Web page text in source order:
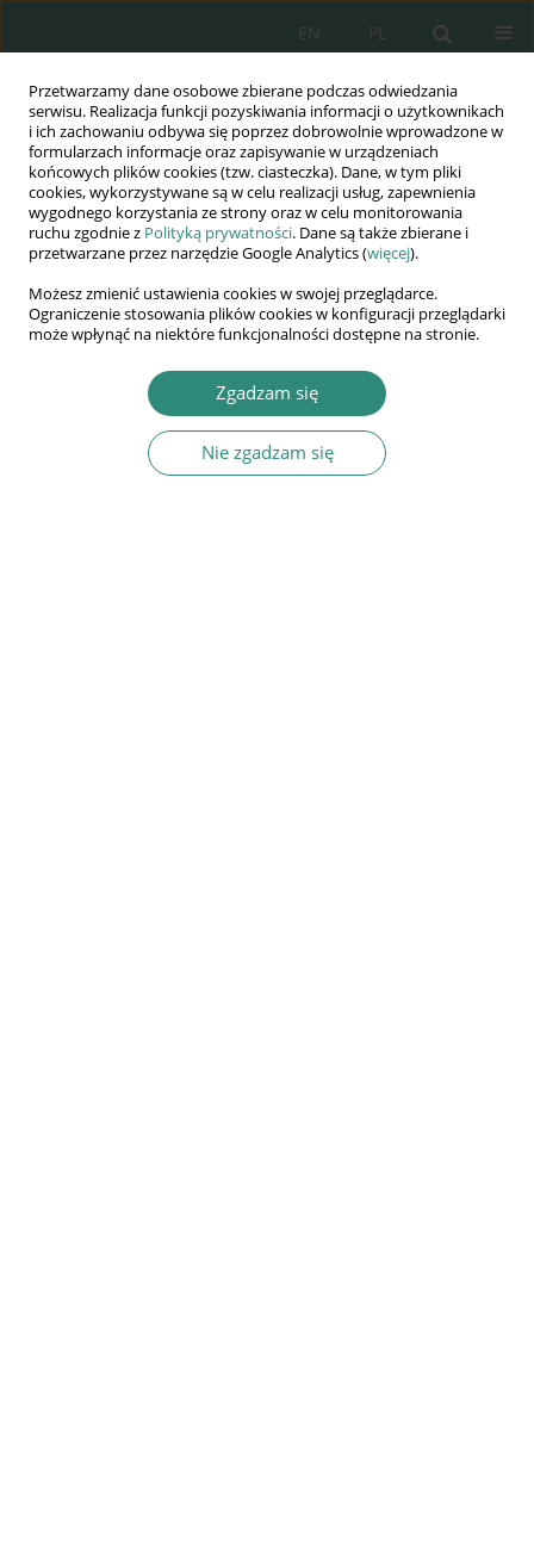
Przetwarzamy dane osobowe zbierane podczas odwiedzania
serwisu. Realizacja funkcji pozyskiwania informacji o użytkownikach
i ich zachowaniu odbywa się poprzez dobrowolnie wprowadzone w
formularzach informacje oraz zapisywanie w urządzeniach
końcowych plików cookies (tzw. ciasteczka). Dane, w tym pliki
cookies, wykorzystywane są w celu realizacji usług, zapewnienia
wygodnego korzystania ze strony oraz w celu monitorowania
ruchu zgodnie z Polityką prywatności. Dane są także zbierane i
przetwarzane przez narzędzie Google Analytics (więcej).
Możesz zmienić ustawienia cookies w swojej przeglądarce.
Ograniczenie stosowania plików cookies w konfiguracji przeglądarki
może wpłynąć na niektóre funkcjonalności dostępne na stronie.
Zgadzam się
Nie zgadzam się
PL
EN
Wydawnictwo
AWSGE
Akademia Nauk Stosowanych
WSGE
im. Alcide De Gasperi
Anna Szkolak-Stępień
Dobre praktyki w nauczaniu języka angielskiego